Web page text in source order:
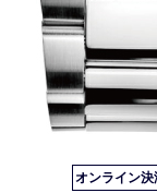
オンライン決